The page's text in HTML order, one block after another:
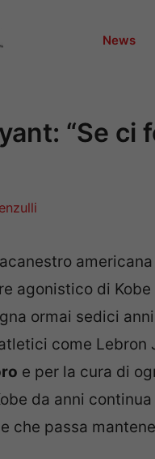
News
“Se ci
agonistico di
ormai sedici
come Lebron
e per la cura di
da anni
che passa